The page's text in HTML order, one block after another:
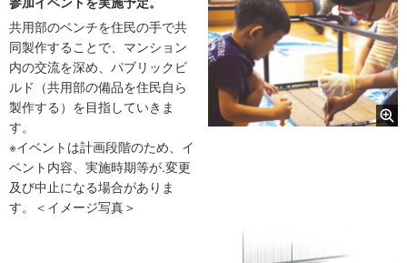
共用部のベンチを住民の手で共
同製作することで、マンション
内の交流を深め、パブリックビ
ルド（共用部の備品を住民自ら
製作する）を目指していきま
す。
※イベントは計画段階のため、イ
ベント内容、実施時期等が.変更
及び中止になる場合がありま
す。＜イメージ写真＞